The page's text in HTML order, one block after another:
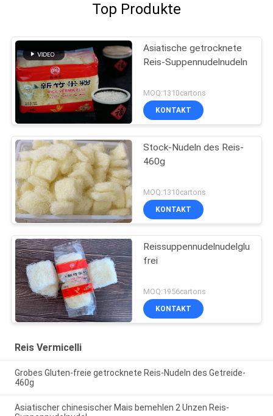
Top Produkte
Asiatische getrocknete
Reis-Suppennudelnudeln
MOQ:1310cartons
KONTAKT
Stock-Nudeln des Reis-
460g
MOQ:1310cartons
KONTAKT
Reissuppennudelnudelgluten
frei
MOQ:1956cartons
KONTAKT
Reis Vermicelli
Grobes Gluten-freie getrocknete Reis-Nudeln des Getreide-
460g
Asiatischer chinesischer Mais bemehlen 2 Unzen Reis-